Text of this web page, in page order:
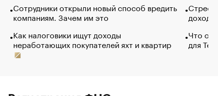
Сотрудники открыли новый способ вредить
компаниям. Зачем им это
Как налоговики ищут доходы
неработающих покупателей яхт и квартир
Что
для